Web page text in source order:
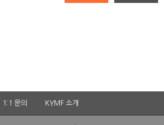
1:1 문의 KYMF 소개